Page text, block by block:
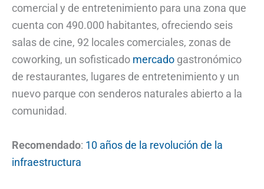
comercial y de entretenimiento para una zona que
cuenta con 490.000 habitantes, ofreciendo seis
salas de cine, 92 locales comerciales, zonas de
coworking, un sofisticado mercado gastronómico
de restaurantes, lugares de entretenimiento y un
nuevo parque con senderos naturales abierto a la
comunidad.
Recomendado: 10 años de la revolución de la
infraestructura